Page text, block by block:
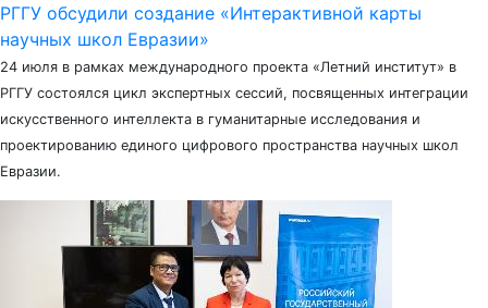
РГГУ обсудили создание «Интерактивной карты
научных школ Евразии»
24 июля в рамках международного проекта «Летний институт» в
РГГУ состоялся цикл экспертных сессий, посвященных интеграции
искусственного интеллекта в гуманитарные исследования и
проектированию единого цифрового пространства научных школ
Евразии.